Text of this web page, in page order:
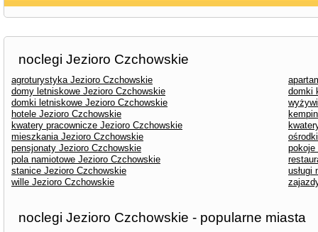
noclegi Jezioro Czchowskie
agroturystyka Jezioro Czchowskie
domy letniskowe Jezioro Czchowskie
domki
domki letniskowe Jezioro Czchowskie
hotele Jezioro Czchowskie
kwatery pracownicze Jezioro Czchowskie
mieszkania Jezioro Czchowskie
pensjonaty Jezioro Czchowskie
pokoje
pola namiotowe Jezioro Czchowskie
stanice Jezioro Czchowskie
usługi
wille Jezioro Czchowskie
noclegi Jezioro Czchowskie - popularne miasta